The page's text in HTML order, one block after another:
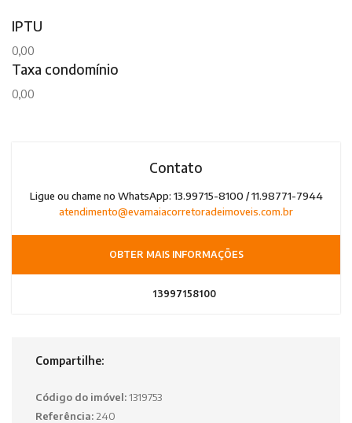
IPTU
0,00
Taxa condomínio
0,00
Contato
Ligue ou chame no WhatsApp: 13.99715-8100 / 11.98771-7944
atendimento@evamaiacorretoradeimoveis.com.br
OBTER MAIS INFORMAÇÕES
13997158100
Compartilhe:
Código do imóvel:1319753
Referência: 240